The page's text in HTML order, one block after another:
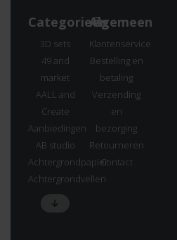
Categorieën
3D sets
49 and
market
AALL and
Create
Aanbiedingen
AB studio
Achtergrondpapier
Achtergrondvellen
Algemeen
Klantenservice
Bestelling en
betaling
Verzending
en
bezorging
Retourneren
Contact